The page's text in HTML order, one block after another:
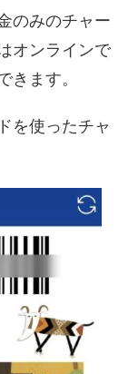
のみのチャー
オンラインで
きます。
を使ったチャ